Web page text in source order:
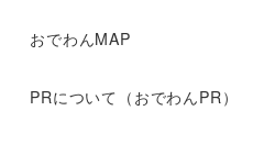
おでわんMAP
PRについて（おでわんPR）